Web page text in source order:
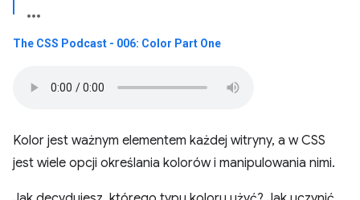
The CSS Podcast - 006: Color Part One
Kolor jest ważnym elementem każdej witryny, a w CSS
jest wiele opcji określania kolorów i manipulowania nimi.